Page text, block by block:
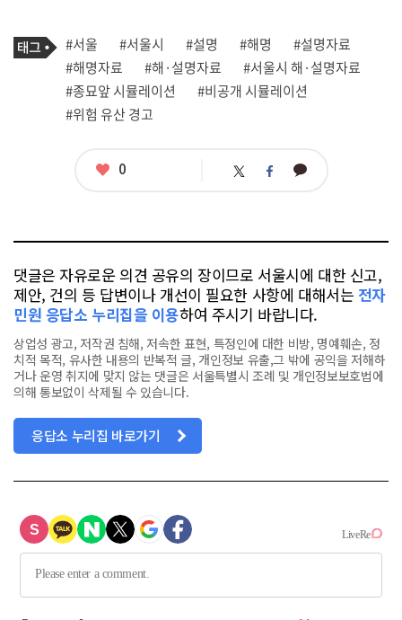
기
사
관
련
태
그
태
그
#서울 #서울시 #설명 #해명
#설명자료
#해명자료
#해·설명자료
#서울시 해·설명자료
#종묘앞 시뮬레이션
#비공개 시뮬레이션
#위험 유산 경고
좋
0 트 페 카
댓글은 자유로운 의견 공유의 장이므로 서울시에 대한 신고,
제안, 건의 등 답변이나 개선이 필요한 사항에 대해서는 전자
민원 응답소 누리집을 이용하여 주시기 바랍니다.
상업성 광고, 저작권 침해, 저속한 표현, 특정인에 대한 비방, 명예훼손, 정
치적 목적, 유사한 내용의 반복적 글, 개인정보 유출,그 밖에 공익을 저해하
거나 운영 취지에 맞지 않는 댓글은 서울특별시 조례 및 개인정보보호법에
의해 통보없이 삭제될 수 있습니다.
응답소 누리집 바로가기